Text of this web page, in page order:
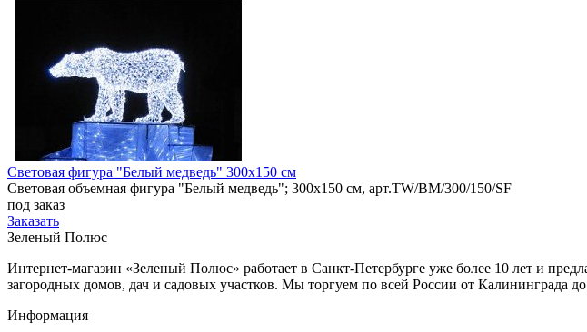
Световая фигура "Белый медведь" 300х150 см
Световая объемная фигура "Белый медведь"; 300х150 см, арт.TW/BM/300/150/SF
под заказ
Заказать
Зеленый Полюс
Интернет-магазин «Зеленый Полюс» работает в Санкт-Петербурге уже более 10 лет и
загородных домов, дач и садовых участков. Мы торгуем по всей России от Калининграда
Информация